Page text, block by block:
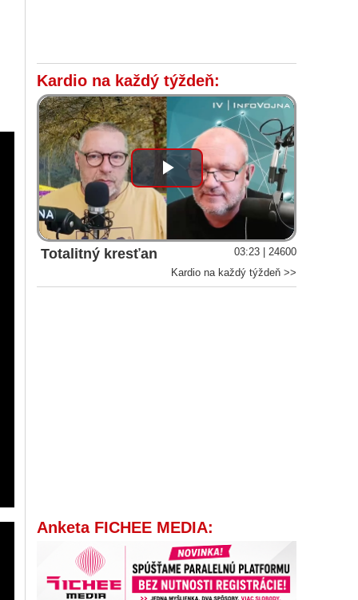
Kardio na každý týždeň:
Play
Video
Totalitný kresťan
03:23 | 24600
Kardio na každý týždeň >>
Anketa FICHEE MEDIA: